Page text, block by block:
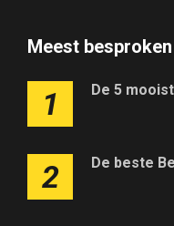
Meest besproken
1 De 5
2 De beste